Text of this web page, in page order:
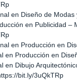
en Diseño de Modas
en Publicidad –
en Producción en
en Producción en
en Dibujo
bit.ly/3uQkTRp